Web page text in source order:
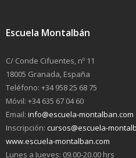
Escuela Montalbán
C/ Conde Cifuentes, nº 11
18005 Granada, España
Teléfono: +34 958 25 68 75
Móvil: +34 635 67 04 60
Email: info@escuela-montalban.com
Inscripción: cursos@escuela-
www.escuela-montalban.com
Lunes a Jueves: 09.00-20.00 hrs